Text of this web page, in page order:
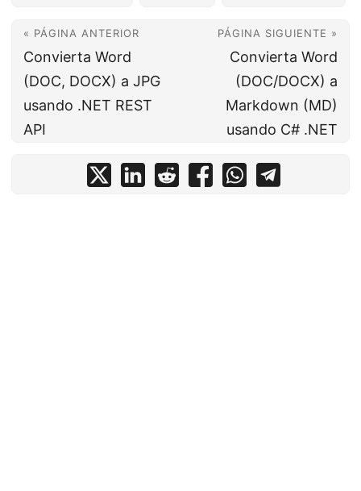
« PÁGINA ANTERIOR
Convierta Word
(DOC, DOCX) a JPG
usando .NET REST
API
PÁGINA SIGUIENTE »
Convierta Word
(DOC/DOCX) a
Markdown (MD)
usando C# .NET